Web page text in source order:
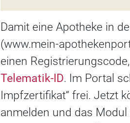
Damit eine Apotheke in
(www.mein-
einen
Telematik-ID. Im Portal
Impfzertifikat“ frei. Jetzt
anmelden und das Modul